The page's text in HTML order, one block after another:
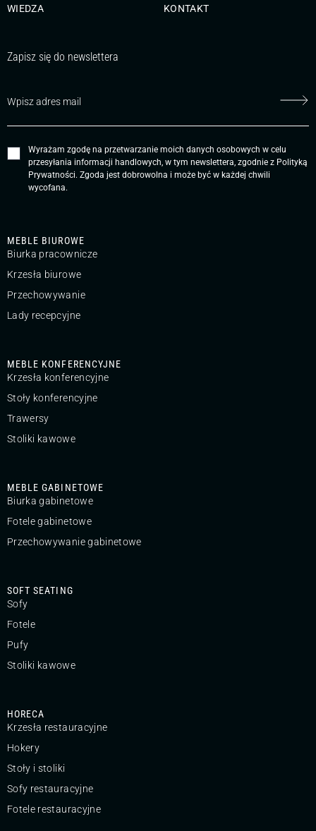
MEBLE BIUROWE
Biurka pracownicze
Krzesła biurowe
Przechowywanie
Lady recepcyjne
MEBLE KONFERENCYJNE
Krzesła konferencyjne
Stoły konferencyjne
Trawersy
Stoliki kawowe
MEBLE GABINETOWE
Biurka gabinetowe
Fotele gabinetowe
Przechowywanie gabinetowe
SOFT SEATING
Sofy
Fotele
Pufy
Stoliki kawowe
HORECA
Krzesła restauracyjne
Hokery
Stoły i stoliki
Sofy restauracyjne
Fotele restauracyjne
WIEDZA KONTAKT
Zapisz się do newslettera
Wyrażam zgodę na przetwarzanie moich danych osobowych w celu
przesyłania informacji handlowych, w tym newslettera, zgodnie z Polityką
Prywatności. Zgoda jest dobrowolna i może być w każdej chwili
wycofana.